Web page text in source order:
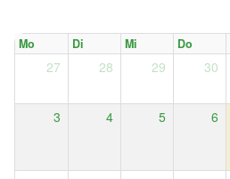
Mo Di Mi Do
27 28 29 30
3 4 5 6